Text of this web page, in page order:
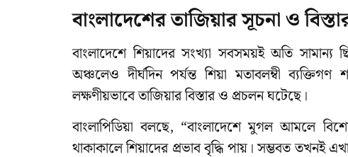
বাংলাদেশের তাজিয়ার সূচনা ও
বাংলাদেশে শিয়াদের সংখ্যা সবসময়ই অতি
অঞ্চলেও দীর্ঘদিন পর্যন্ত শিয়া মতাবলম্বী
লক্ষণীয়ভাবে তাজিয়ার বিস্তার ও প্রচলন ঘটেছে।
বাংলাপিডিয়া বলছে, “বাংলাদেশে মুগল আমলে
থাকাকালে শিয়াদের প্রভাব বৃদ্ধি পায়। সম্ভবত তখনই